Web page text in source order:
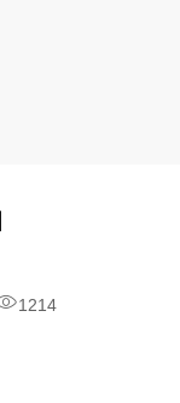
1214